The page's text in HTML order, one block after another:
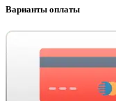
Варианты оплаты